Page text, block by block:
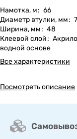
Намотка, м: 66
Диаметр втулки, мм:
Ширина, мм: 48
Клеевой слой:
водной основе
Все характеристики
Посмотреть описание